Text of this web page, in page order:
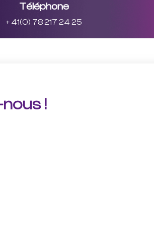
Téléphone
+ 41(0) 78 217 24 25
!​